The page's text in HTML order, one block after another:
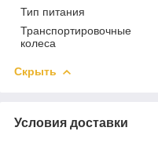
Тип питания
Транспортировочные
колеса
Скрыть
Условия доставки